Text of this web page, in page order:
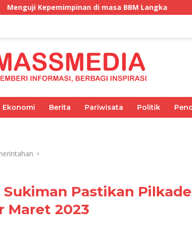
di masa BBM Langka Kuasa Hukum:
Ekonomi Berita Pariwisata Politik
Pastikan
Maret 2023